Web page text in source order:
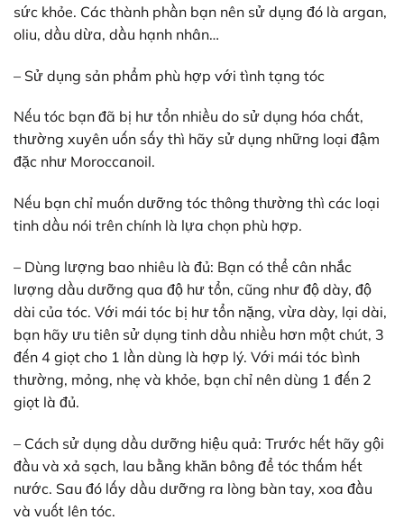
sức khỏe. Các thành phần bạn nên sử dụng đó là argan,
oliu, dầu dừa, dầu hạnh nhân…
– Sử dụng sản phẩm phù hợp với tình tạng tóc
Nếu tóc bạn đã bị hư tổn nhiều do sử dụng hóa chất,
thường xuyên uốn sấy thì hãy sử dụng những loại đậm
đặc như Moroccanoil.
Nếu bạn chỉ muốn dưỡng tóc thông thường thì các loại
tinh dầu nói trên chính là lựa chọn phù hợp.
– Dùng lượng bao nhiêu là đủ: Bạn có thể cân nhắc
lượng dầu dưỡng qua độ hư tổn, cũng như độ dày, độ
dài của tóc. Với mái tóc bị hư tổn nặng, vừa dày, lại dài,
bạn hãy ưu tiên sử dụng tinh dầu nhiều hơn một chút, 3
đến 4 giọt cho 1 lần dùng là hợp lý. Với mái tóc bình
thường, mỏng, nhẹ và khỏe, bạn chỉ nên dùng 1 đến 2
giọt là đủ.
– Cách sử dụng dầu dưỡng hiệu quả: Trước hết hãy gội
đầu và xả sạch, lau bằng khăn bông để tóc thấm hết
nước. Sau đó lấy dầu dưỡng ra lòng bàn tay, xoa đầu
và vuốt lên tóc.